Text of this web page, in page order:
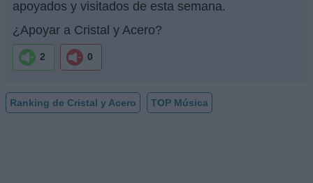
apoyados y visitados de esta semana.
¿Apoyar a Cristal y Acero?
2 0
Ranking de Cristal y Acero TOP Música